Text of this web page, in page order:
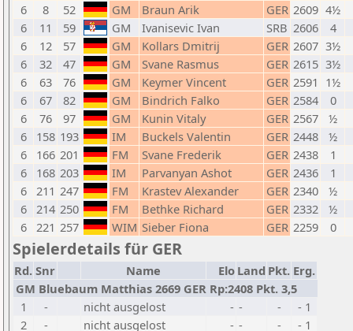
6
8 52 GM Braun Arik GER 2609 4½
6
11 59 GM Ivanisevic Ivan SRB 2606
4
6
12 57 GM Kollars Dmitrij GER 2607 3½
6
32 47 GM Svane Rasmus GER 2615 3½
6
63 76 GM Keymer Vincent GER 2591 1½
6
67 82 GM Bindrich Falko GER 2584
0
6
76 97 GM Kunin Vitaly GER 2567
½
6
158 193 IM Buckels Valentin GER 2448
½
6
166 201 FM Svane Frederik GER 2438
1
6
168 203 IM Parvanyan Ashot GER 2436
1
6 211 247 FM Krastev Alexander GER 2340
½
6 214 250 FM Bethke Richard GER 2332
½
6 221 257 WIM Sieber Fiona GER 2259 0
Spielerdetails für GER
Rd. Snr Name Elo Land Pkt. Erg.
GM Bluebaum Matthias 2669 GER Rp:2408 Pkt. 3,5
1
- nicht ausgelost - - -
- 1
2
- nicht ausgelost - - -
- 1